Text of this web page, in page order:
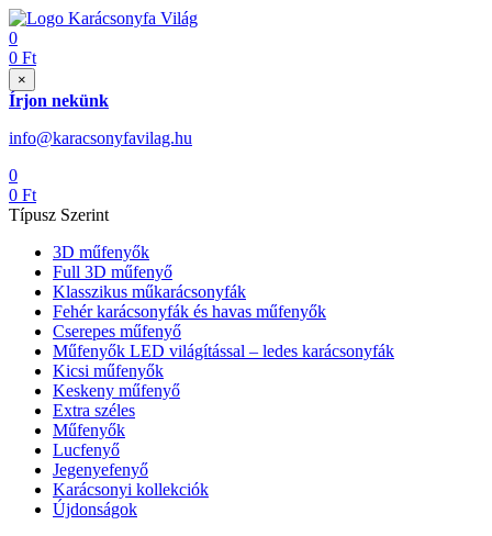
0
0 Ft
×
Írjon nekünk
info@karacsonyfavilag.hu
0
0 Ft
Típusz Szerint
3D műfenyők
Full 3D műfenyő
Klasszikus műkarácsonyfák
Fehér karácsonyfák és havas műfenyők
Cserepes műfenyő
Műfenyők LED világítással – ledes karácsonyfák
Kicsi műfenyők
Keskeny műfenyő
Extra széles
Műfenyők
Lucfenyő
Jegenyefenyő
Karácsonyi kollekciók
Újdonságok